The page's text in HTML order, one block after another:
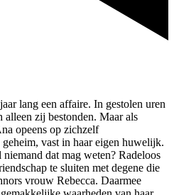
lang een affaire. In gestolen uren
alleen zij bestonden. Maar als
opeens op zichzelf
vast in haar eigen huwelijk.
dat mag weten? Radeloos
te sluiten met degene die
vrouw Rebecca. Daarmee